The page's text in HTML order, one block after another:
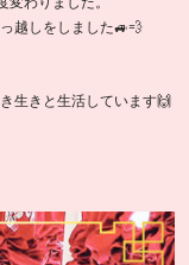
越しをしました🚙💨
生きと生活しています🙌